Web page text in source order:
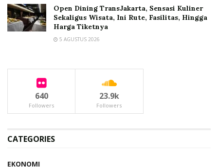
Open Dining TransJakarta, Sensasi Kuliner
Sekaligus Wisata, Ini Rute, Fasilitas, Hingga
Harga Tiketnya
5 AGUSTUS 2026
640
Followers
23.9k
Followers
CATEGORIES
EKONOMI